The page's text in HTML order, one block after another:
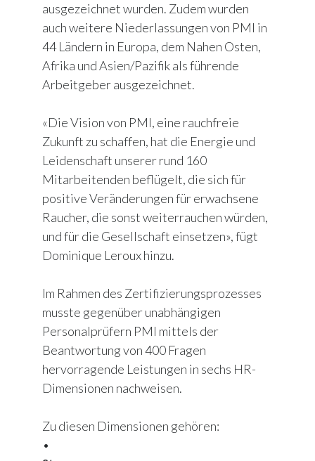
ausgezeichnet wurden. Zudem wurden
auch weitere Niederlassungen von PMI in
44 Ländern in Europa, dem Nahen Osten,
Afrika und Asien/Pazifik als führende
Arbeitgeber ausgezeichnet.
«Die Vision von PMI, eine rauchfreie
Zukunft zu schaffen, hat die Energie und
Leidenschaft unserer rund 160
Mitarbeitenden beflügelt, die sich für
positive Veränderungen für erwachsene
Raucher, die sonst weiterrauchen würden,
und für die Gesellschaft einsetzen», fügt
Dominique Leroux hinzu.
Im Rahmen des Zertifizierungsprozesses
musste gegenüber unabhängigen
Personalprüfern PMI mittels der
Beantwortung von 400 Fragen
hervorragende Leistungen in sechs HR-
Dimensionen nachweisen.
Zu diesen Dimensionen gehören:
•